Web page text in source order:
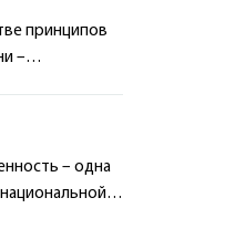
принципов
–
– одна